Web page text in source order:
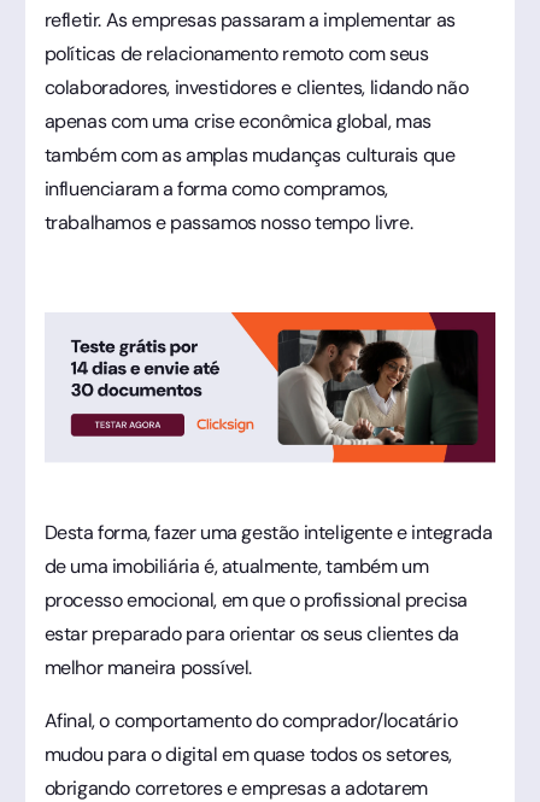
refletir. As empresas passaram a implementar as
políticas de relacionamento remoto com seus
colaboradores, investidores e clientes, lidando não
apenas com uma crise econômica global, mas
também com as amplas mudanças culturais que
influenciaram a forma como compramos,
trabalhamos e passamos nosso tempo livre.
Desta forma, fazer uma gestão inteligente e integrada
de uma imobiliária é, atualmente, também um
processo emocional, em que o profissional precisa
estar preparado para orientar os seus clientes da
melhor maneira possível.
Afinal, o comportamento do comprador/locatário
mudou para o digital em quase todos os setores,
obrigando corretores e empresas a adotarem